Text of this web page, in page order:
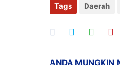
Tags Daerah
ANDA MUNGKIN